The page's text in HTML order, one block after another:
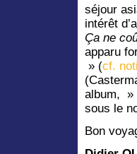
séjour
intérêt
Ça ne
apparu
» (cf.
album, »
sous le
Bon